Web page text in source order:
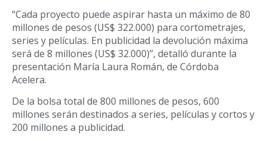
“Cada proyecto puede aspirar hasta un máximo de 80
millones de pesos (US$ 322.000) para cortometrajes,
series y películas. En publicidad la devolución máxima
será de 8 millones (US$ 32.000)”, detalló durante la
presentación María Laura Román, de Córdoba
Acelera.
De la bolsa total de 800 millones de pesos, 600
millones serán destinados a series, películas y cortos y
200 millones a publicidad.